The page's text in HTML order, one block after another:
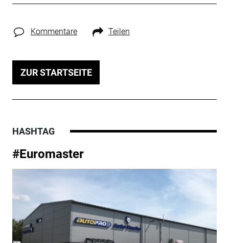
Kommentare Teilen
ZUR STARTSEITE
HASHTAG
#Euromaster